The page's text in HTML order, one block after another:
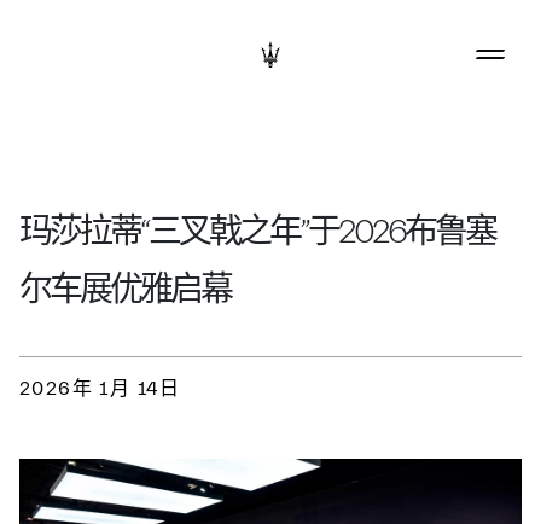
玛莎拉蒂“三叉戟之年”于2026布鲁塞
尔车展优雅启幕
2026年 1月 14日